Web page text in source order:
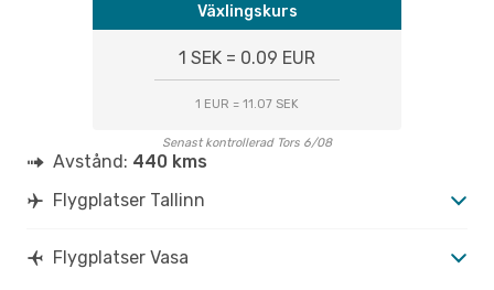
Växlingskurs
1 SEK = 0.09 EUR
1 EUR = 11.07 SEK
Senast kontrollerad Tors 6/08
Avstånd: 440 kms
Flygplatser Tallinn
Flygplatser Vasa